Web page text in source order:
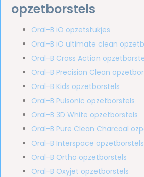
opzetborstels
Oral-B iO opzetstukjes
Oral-B iO ultimate clean
Oral-B Cross Action
Oral-B Precision Clean
Oral-B Kids opzetborstels
Oral-B Pulsonic opzetborstels
Oral-B 3D White opzetborstels
Oral-B Pure Clean Charcoal
Oral-B Interspace opzetborstels
Oral-B Ortho opzetborstels
Oral-B Oxyjet opzetborstels